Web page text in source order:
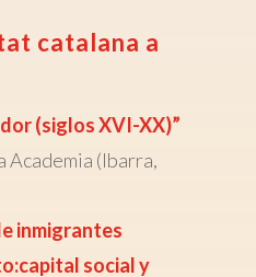
catalana a
(siglos XVI-XX)”
Academia (Ibarra,
inmigrantes
social y